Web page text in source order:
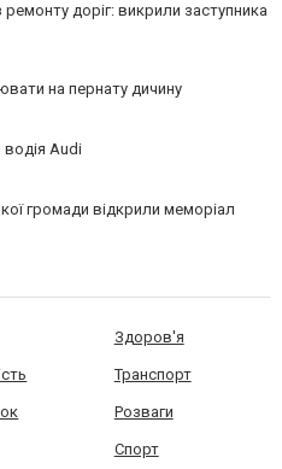
доріг: викрили заступника
на пернату дичину
водія Audi
громади відкрили меморіал
Здоров'я
Транспорт
Розваги
Спорт